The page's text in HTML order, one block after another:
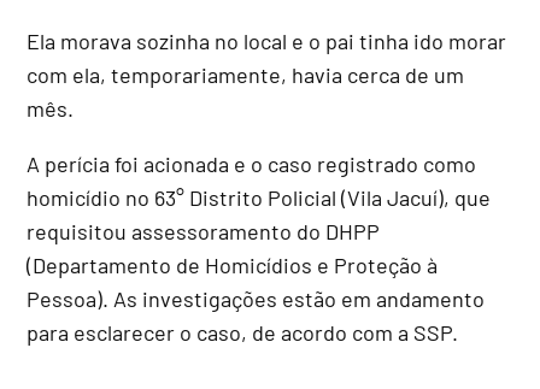
Ela morava sozinha no local e o pai tinha ido morar
com ela, temporariamente, havia cerca de um
mês.
A perícia foi acionada e o caso registrado como
homicídio no 63° Distrito Policial (Vila Jacuí), que
requisitou assessoramento do DHPP
(Departamento de Homicídios e Proteção à
Pessoa). As investigações estão em andamento
para esclarecer o caso, de acordo com a SSP.